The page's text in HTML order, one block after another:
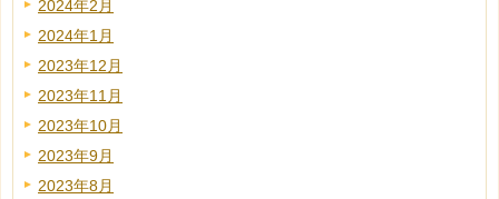
2024年2月
2024年1月
2023年12月
2023年11月
2023年10月
2023年9月
2023年8月